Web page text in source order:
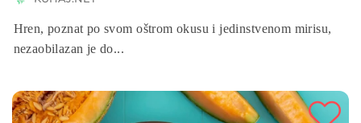
Hren, poznat po svom oštrom okusu i jedinstvenom mirisu,
nezaobilazan je do...